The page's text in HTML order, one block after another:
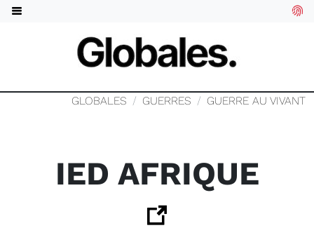
GLOBALES GUERRES GUERRE AU VIVANT
IED AFRIQUE